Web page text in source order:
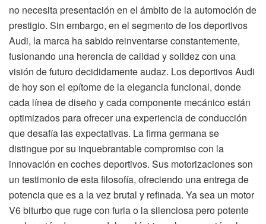
no necesita presentación en el ámbito de la automoción de
prestigio. Sin embargo, en el segmento de los deportivos
Audi, la marca ha sabido reinventarse constantemente,
fusionando una herencia de calidad y solidez con una
visión de futuro decididamente audaz. Los deportivos Audi
de hoy son el epítome de la elegancia funcional, donde
cada línea de diseño y cada componente mecánico están
optimizados para ofrecer una experiencia de conducción
que desafía las expectativas. La firma germana se
distingue por su inquebrantable compromiso con la
innovación en coches deportivos. Sus motorizaciones son
un testimonio de esta filosofía, ofreciendo una entrega de
potencia que es a la vez brutal y refinada. Ya sea un motor
V6 biturbo que ruge con furia o la silenciosa pero potente